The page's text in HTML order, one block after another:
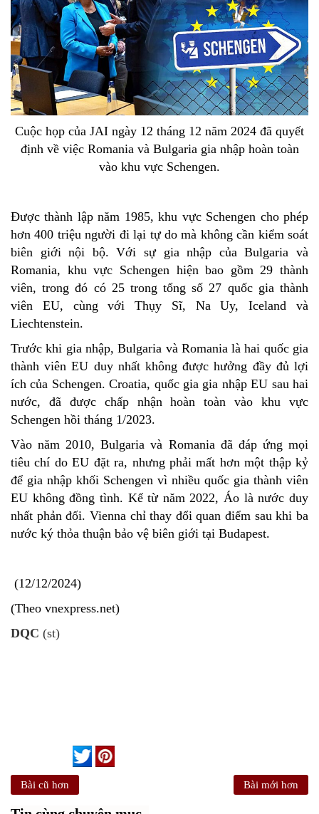
Cuộc họp của JAI ngày 12 tháng 12 năm 2024 đã quyết
định về việc Romania và Bulgaria gia nhập hoàn toàn
vào khu vực Schengen.
Được thành lập năm 1985, khu vực Schengen cho phép
hơn 400 triệu người đi lại tự do mà không cần kiểm soát
biên giới nội bộ. Với sự gia nhập của Bulgaria và
Romania, khu vực Schengen hiện bao gồm 29 thành
viên, trong đó có 25 trong tổng số 27 quốc gia thành
viên EU, cùng với Thụy Sĩ, Na Uy, Iceland và
Liechtenstein.
Trước khi gia nhập, Bulgaria và Romania là hai quốc gia
thành viên EU duy nhất không được hưởng đầy đủ lợi
ích của Schengen. Croatia, quốc gia gia nhập EU sau hai
nước, đã được chấp nhận hoàn toàn vào khu vực
Schengen hồi tháng 1/2023.
Vào năm 2010, Bulgaria và Romania đã đáp ứng mọi
tiêu chí do EU đặt ra, nhưng phải mất hơn một thập kỷ
để gia nhập khối Schengen vì nhiều quốc gia thành viên
EU không đồng tình. Kể từ năm 2022, Áo là nước duy
nhất phản đối. Vienna chỉ thay đổi quan điểm sau khi ba
nước ký thỏa thuận bảo vệ biên giới tại Budapest.
12/12/2024
(Theo vnexpress.net)
DQC (st)
Bài cũ hơn Bài mới hơn